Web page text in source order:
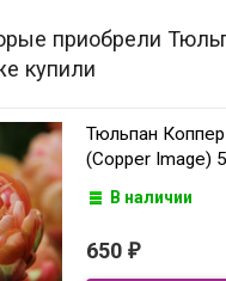
приобрели
купили
Тюльпан
(Copper Image)
В наличии
650 ₽